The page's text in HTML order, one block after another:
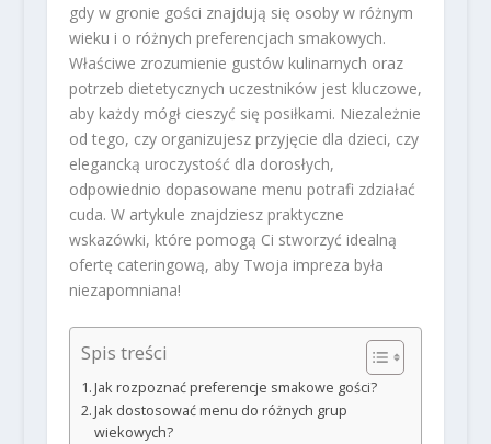
gdy w gronie gości znajdują się osoby w różnym
wieku i o różnych preferencjach smakowych.
Właściwe zrozumienie gustów kulinarnych oraz
potrzeb dietetycznych uczestników jest kluczowe,
aby każdy mógł cieszyć się posiłkami. Niezależnie
od tego, czy organizujesz przyjęcie dla dzieci, czy
elegancką uroczystość dla dorosłych,
odpowiednio dopasowane menu potrafi zdziałać
cuda. W artykule znajdziesz praktyczne
wskazówki, które pomogą Ci stworzyć idealną
ofertę cateringową, aby Twoja impreza była
niezapomniana!
Spis treści
Jak rozpoznać preferencje smakowe gości?
Jak dostosować menu do różnych grup
wiekowych?